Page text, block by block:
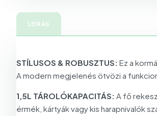
LEÍRÁS
STÍLUSOS & ROBUSZTUS: Ez a
A modern megjelenés ötvözi a
1,5L TÁROLÓKAPACITÁS: A fő
érmék, kártyák vagy kis harapnivalók